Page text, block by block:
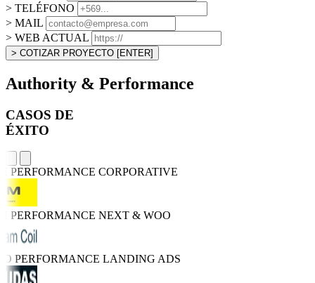
> TELÉFONO
> MAIL
> WEB ACTUAL
> COTIZAR PROYECTO [ENTER]
Authority & Performance
CASOS DE
ÉXITO
PERFORMANCECORPORATIVE
PERFORMANCENEXT & WOO
PERFORMANCELANDING ADS